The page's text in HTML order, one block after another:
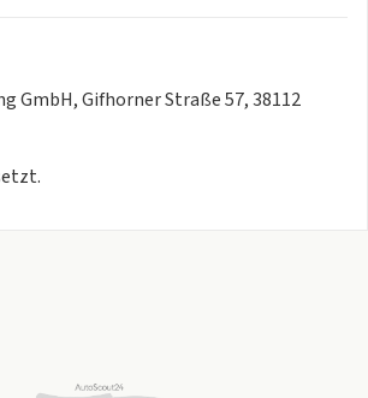
Sitz integriert
Beifahrer, mit Beifahrerairbag-
GmbH, Gifhorner Straße 57, 38112